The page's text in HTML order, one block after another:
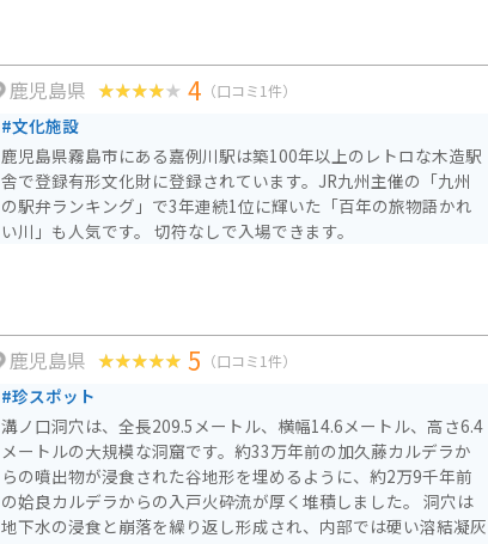
鹿児島県 4 （口コミ1件）
#文化施設
鹿児島県霧島市にある嘉例川駅は築100年以上のレトロな木造駅
舎で登録有形文化財に登録されています。JR九州主催の「九州
の駅弁ランキング」で3年連続1位に輝いた「百年の旅物語かれ
い川」も人気です。 切符なしで入場できます。
鹿児島県 5 （口コミ1件）
#珍スポット
溝ノ口洞穴は、全長209.5メートル、横幅14.6メートル、高さ6.4
メートルの大規模な洞窟です。約33万年前の加久藤カルデラか
らの噴出物が浸食された谷地形を埋めるように、約2万9千年前
の姶良カルデラからの入戸火砕流が厚く堆積しました。 洞穴は
地下水の浸食と崩落を繰り返し形成され、内部では硬い溶結凝灰